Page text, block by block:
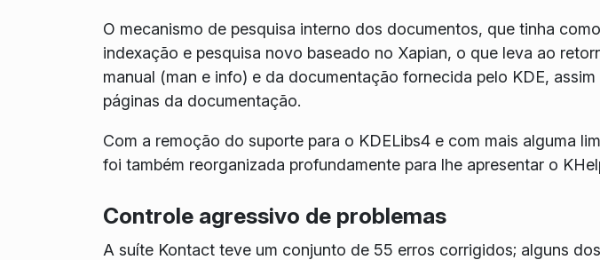
O mecanismo de pesquisa interno dos documentos, que tinha
indexação e pesquisa novo baseado no Xapian, o que leva ao
manual (man e info) e da documentação fornecida pelo KDE,
páginas da documentação.
Com a remoção do suporte para o KDELibs4 e com mais alguma
foi também reorganizada profundamente para lhe apresentar o
Controle agressivo de problemas
A suíte Kontact teve um conjunto de 55 erros corrigidos; alguns